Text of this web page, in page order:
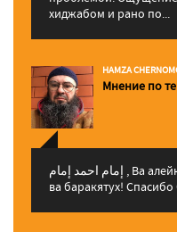
хиджабом и рано по...
HAMZA
Мнение по
إمام احمد إمام , Ва алейкум ассалам ва рахматуЛлахи
ва баракятух!